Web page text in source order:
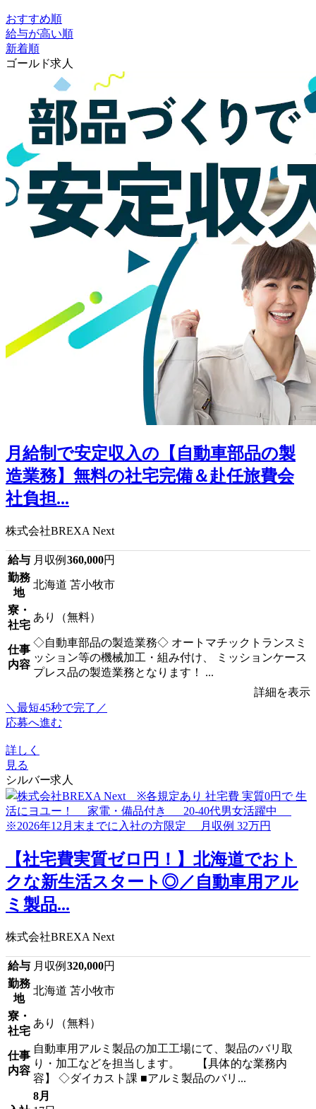
おすすめ順
給与が高い順
新着順
ゴールド求人
月給制で安定収入の【自動車部品の製
造業務】無料の社宅完備＆赴任旅費会
社負担...
株式会社BREXA Next
給与 月収例 360,000円
勤務
地
北海道 苫小牧市
寮・
社宅
あり（無料）
仕事
内容
◇自動車部品の製造業務◇ オートマチックトランスミ
ッション等の機械加工・組み付け、 ミッションケース
プレス品の製造業務となります！ ...
詳細を表示
＼最短45秒で完了／
応募へ進む
詳しく
見る
シルバー求人
【社宅費実質ゼロ円！】北海道でおト
クな新生活スタート◎／自動車用アル
ミ製品...
株式会社BREXA Next
給与 月収例 320,000円
勤務
地
北海道 苫小牧市
寮・
社宅
あり（無料）
仕事
内容
自動車用アルミ製品の加工工場にて、製品のバリ取
り・加工などを担当します。 【具体的な業務内
容】 ◇ダイカスト課 ■アルミ製品のバリ...
8月